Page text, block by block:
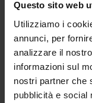
Questo sito web
Utilizziamo i
annunci, per
analizzare il
informazioni sul
nostri partner che
pubblicità e social
Basata su 16